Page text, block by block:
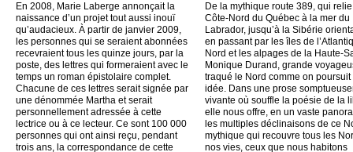
En 2008, Marie Laberge annonçait la
naissance d’un projet tout aussi inouï
qu’audacieux. À partir de janvier 2009,
les personnes qui se seraient abonnées
recevraient tous les quinze jours, par la
poste, des lettres qui formeraient avec le
temps un roman épistolaire complet.
Chacune de ces lettres serait signée par
une dénommée Martha et serait
personnellement adressée à cette
lectrice ou à ce lecteur. Ce sont 100 000
personnes qui ont ainsi reçu, pendant
trois ans, la correspondance de cette
De la mythique route 389, qui
Côte-Nord du Québec à la mer du
Labrador, jusqu’à la Sibérie
en passant par les îles de
Nord et les alpages de la Haute-
Monique Durand, grande
traqué le Nord comme on poursuit
idée. Dans une prose
vivante où souffle la poésie de la
elle nous offre, en un vaste
les multiples déclinaisons de ce
mythique qui recouvre tous les
nos vies, ceux que nous habitons